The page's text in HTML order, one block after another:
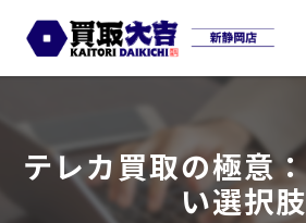
テレカ買取の極意
い選択肢